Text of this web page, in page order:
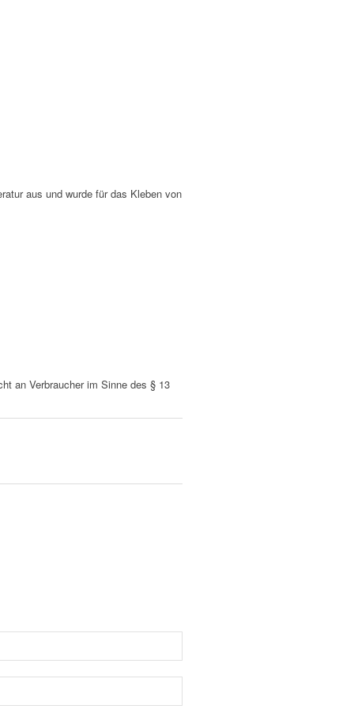
aus und wurde für das Kleben von
an Verbraucher im Sinne des § 13